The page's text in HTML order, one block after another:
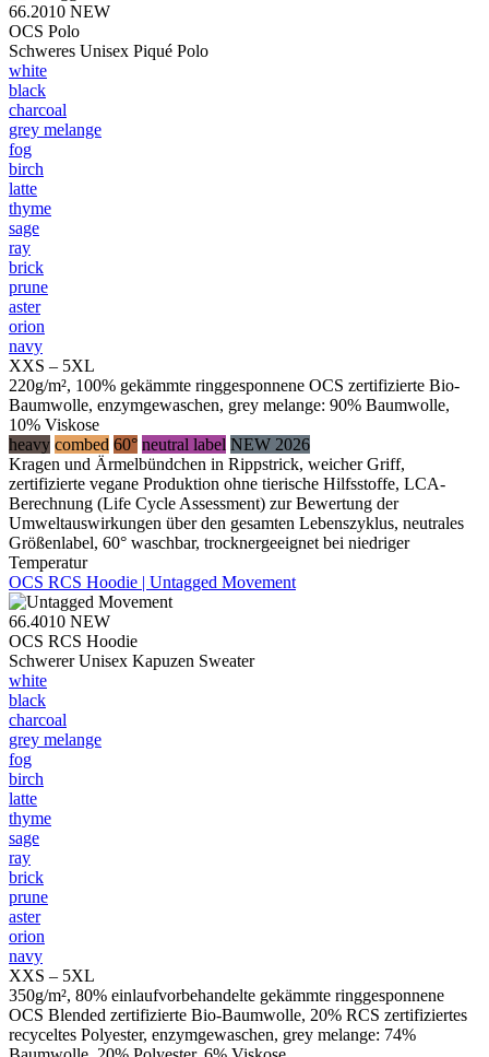
66.2010 NEW
OCS Polo
Schweres Unisex Piqué Polo
white
black
charcoal
grey melange
fog
birch
latte
thyme
sage
ray
brick
prune
aster
orion
navy
XXS – 5XL
220g/m², 100% gekämmte ringgesponnene OCS zertifizierte Bio-
Baumwolle, enzymgewaschen, grey melange: 90% Baumwolle,
10% Viskose
heavy combed 60° neutral label NEW 2026
Kragen und Ärmelbündchen in Rippstrick, weicher Griff,
zertifizierte vegane Produktion ohne tierische Hilfsstoffe, LCA-
Berechnung (Life Cycle Assessment) zur Bewertung der
Umweltauswirkungen über den gesamten Lebenszyklus, neutrales
Größenlabel, 60° waschbar, trocknergeeignet bei niedriger
Temperatur
OCS RCS Hoodie | Untagged Movement
66.4010 NEW
OCS RCS Hoodie
Schwerer Unisex Kapuzen Sweater
white
black
charcoal
grey melange
fog
birch
latte
thyme
sage
ray
brick
prune
aster
orion
navy
XXS – 5XL
350g/m², 80% einlaufvorbehandelte gekämmte ringgesponnene
OCS Blended zertifizierte Bio-Baumwolle, 20% RCS zertifiziertes
recyceltes Polyester, enzymgewaschen, grey melange: 74%